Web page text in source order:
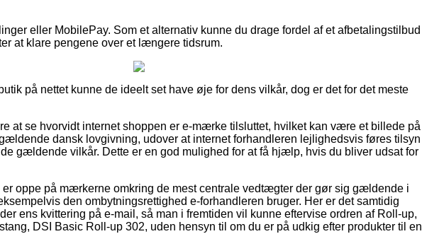
eller MobilePay. Som et alternativ kunne du drage fordel af et afbetalingstilbud
at klare pengene over et længere tidsrum.
på nettet kunne de ideelt set have øje for dens vilkår, dog er det for det meste
at se hvorvidt internet shoppen er e-mærke tilsluttet, hvilket kan være et billede på
dansk lovgivning, udover at internet forhandleren lejlighedsvis føres tilsyn
gældende vilkår. Dette er en god mulighed for at få hjælp, hvis du bliver udsat for
er oppe på mærkerne omkring de mest centrale vedtægter der gør sig gældende i
den ombytningsrettighed e-forhandleren bruger. Her er det samtidig
ens kvittering på e-mail, så man i fremtiden vil kunne eftervise ordren af Roll-up,
DSI Basic Roll-up 302, uden hensyn til om du er på udkig efter produkter til en